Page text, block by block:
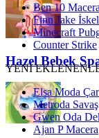
Hazel Bebek
Ben 10
Finn Jake
Minecraft
Counter Strike
YENİ
Elsa Moda
Metroda Savaş
Gwen Oda
Ajan P Macera